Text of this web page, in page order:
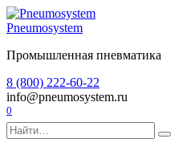
Перейти
к
Pneumosystem
Промышленная пневматика
8 (800) 222-60-22
info@pneumosystem.ru
0
Search
for: